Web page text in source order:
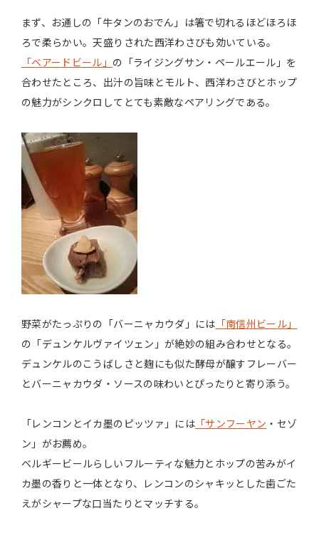
まず、お通しの「牛タンのおでん」は箸で切れるほどほろほ
ろで柔らかい。天盛りされた西洋わさびも効いている。
「ベアードビール」 の「ライジングサン・ペールエール」を
合わせたところ、出汁の旨味とモルト、西洋わさびとホップ
の魅力がシンクロしてとても素敵なペアリングである。
野菜がたっぷりの「バーニャカウダ」には 「南信州ビール」
の「デュンケルヴァイツェン」が絶妙の組み合わせとなる。
デュンケルのこうばしさと麹にも似た酵母が醸すフレーバー
とバーニャカウダ・ソースの味わいとぴったりと寄り添う。
「レンコンとイカ墨のピッツァ」には「サンフーヤン ・セゾ
ン」がお薦め。
ベルギービールらしいフルーティな魅力とホップの苦みがイ
カ墨の香りと一体となり、レンコンのシャキッとした歯ごた
えがシャープな口当たりとマッチする。